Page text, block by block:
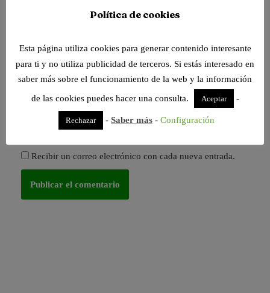
Guarda mi nombre, correo electrónico y web en este
navegador para la próxima vez que comente.
Recibir un correo electrónico con los siguientes
Recibir un correo electrónico con cada nueva entrada.
Política de cookies
Esta página utiliza cookies para generar contenido interesante
para ti y no utiliza publicidad de terceros. Si estás interesado en
saber más sobre el funcionamiento de la web y la información
de las cookies puedes hacer una consulta.
Aceptar -
Rechazar - Saber más - Configuración